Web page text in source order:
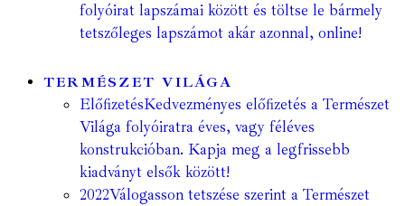
folyóirat lapszámai között és töltse le bármely
tetszőleges lapszámot akár azonnal, online!
TERMÉSZET VILÁGA
ElőfizetésKedvezményes előfizetés a Természet
Világa folyóiratra éves, vagy féléves
konstrukcióban. Kapja meg a legfrissebb
kiadványt elsők között!
2022Válogasson tetszése szerint a Természet